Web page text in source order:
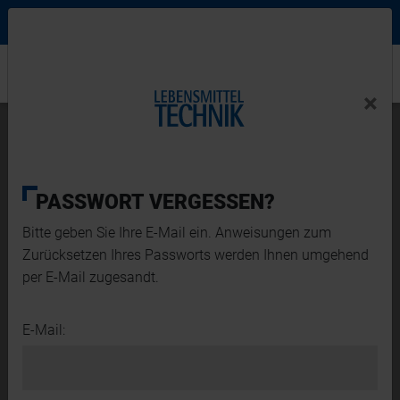
Home ×
PASSWORT VERGESSEN?
Bitte geben Sie Ihre E-Mail ein. Anweisungen zum
Zurücksetzen Ihres Passworts werden Ihnen umgehend
per E-Mail zugesandt.
E-Mail: